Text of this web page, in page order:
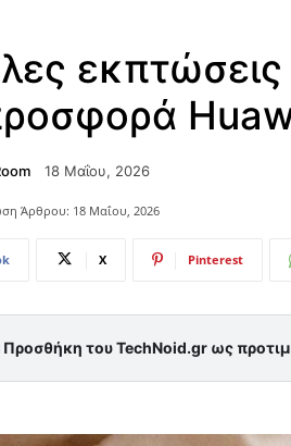
18 Μαΐου, 2026
Άρθρου: 18 Μαΐου, 2026
X Pinterest
Προσθήκη του TechNoid.gr ως